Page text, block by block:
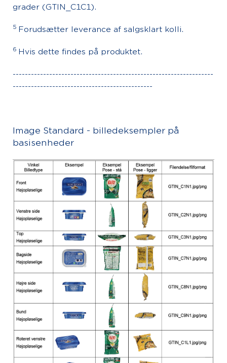
grader (GTIN_C1C1).
5 Forudsætter leverance af salgsklart kolli.
6 Hvis dette findes på produktet.
------------------------------------------------------------------
----------------------------------------------
Image Standard - billedeksempler på
basisenheder